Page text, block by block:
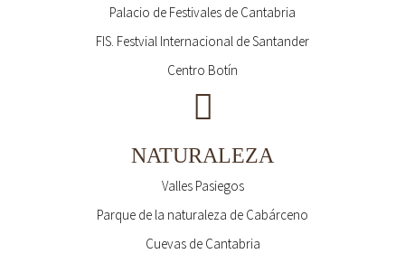
Palacio de Festivales de Cantabria
FIS. Festvial Internacional de Santander
Centro Botín
NATURALEZA
Valles Pasiegos
Parque de la naturaleza de Cabárceno
Cuevas de Cantabria